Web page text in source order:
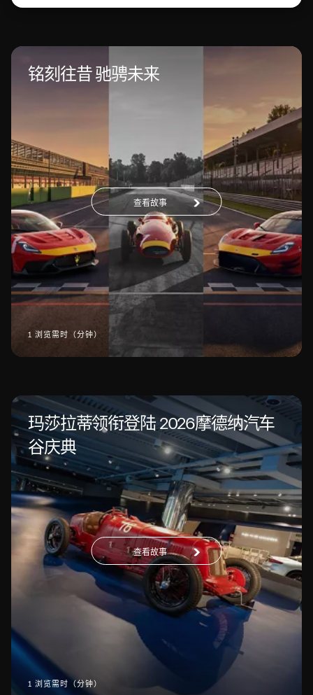
铭刻往昔 驰骋未来
1 浏览需时（分钟）
查看故事
玛莎拉蒂领衔登陆 2026摩德纳汽车
谷庆典
1 浏览需时（分钟）
查看故事